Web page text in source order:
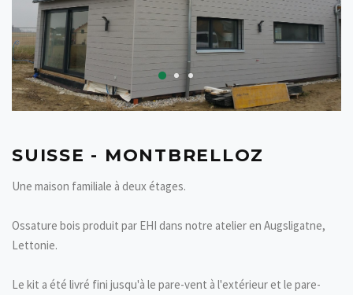
SUISSE - MONTBRELLOZ
Une maison familiale à deux étages.
Ossature bois produit par EHI dans notre atelier en Augsligatne,
Lettonie.
Le kit a été livré fini jusqu'à le pare-vent à l'extérieur et le pare-